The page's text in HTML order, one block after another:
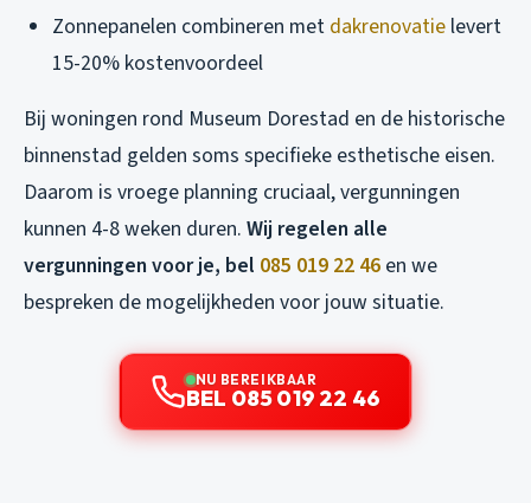
Zonnepanelen combineren met dakrenovatie levert
15-20% kostenvoordeel
Bij woningen rond Museum Dorestad en de historische
binnenstad gelden soms specifieke esthetische eisen.
Daarom is vroege planning cruciaal, vergunningen
kunnen 4-8 weken duren. Wij regelen alle
vergunningen voor je, bel 085 019 22 46 en we
bespreken de mogelijkheden voor jouw situatie.
NU BEREIKBAAR
BEL 085 019 22 46